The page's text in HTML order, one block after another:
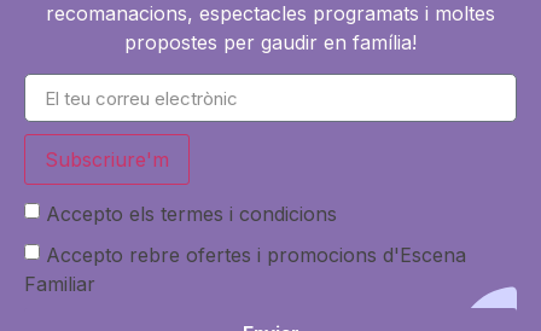
recomanacions, espectacles programats i moltes
propostes per gaudir en família!
Subscriure'm
Accepto els termes i condicions
Accepto rebre ofertes i promocions d'Escena
Familiar